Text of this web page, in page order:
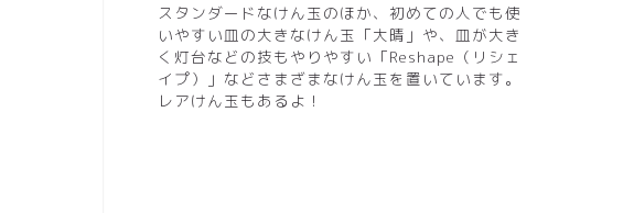
スタンダードなけん玉のほか、初めての人でも使
いやすい皿の大きなけん玉「大晴」や、皿が大き
く灯台などの技もやりやすい「Reshape（リシェ
イプ）」などさまざまなけん玉を置いています。
レアけん玉もあるよ！